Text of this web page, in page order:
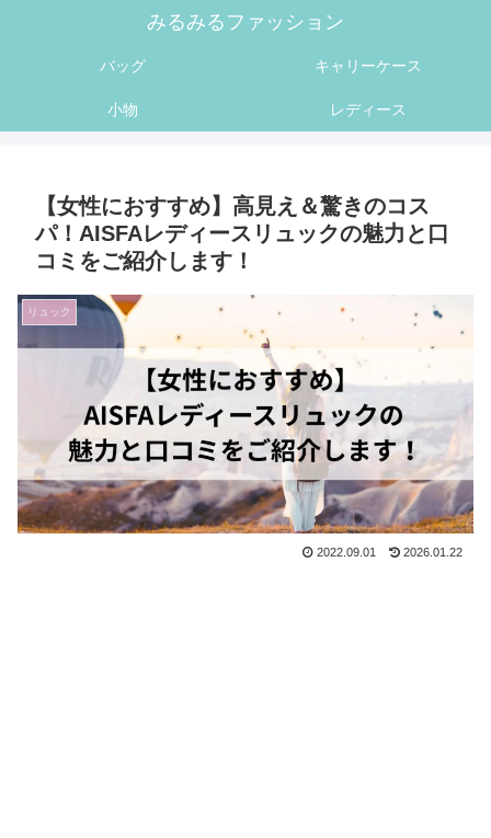
みるみるファッション
バッグ キャリーケース
小物 レディース
【女性におすすめ】高見え＆驚きのコス
パ！AISFAレディースリュックの魅力と口
コミをご紹介します！
リュック
2022.09.01 2026.01.22